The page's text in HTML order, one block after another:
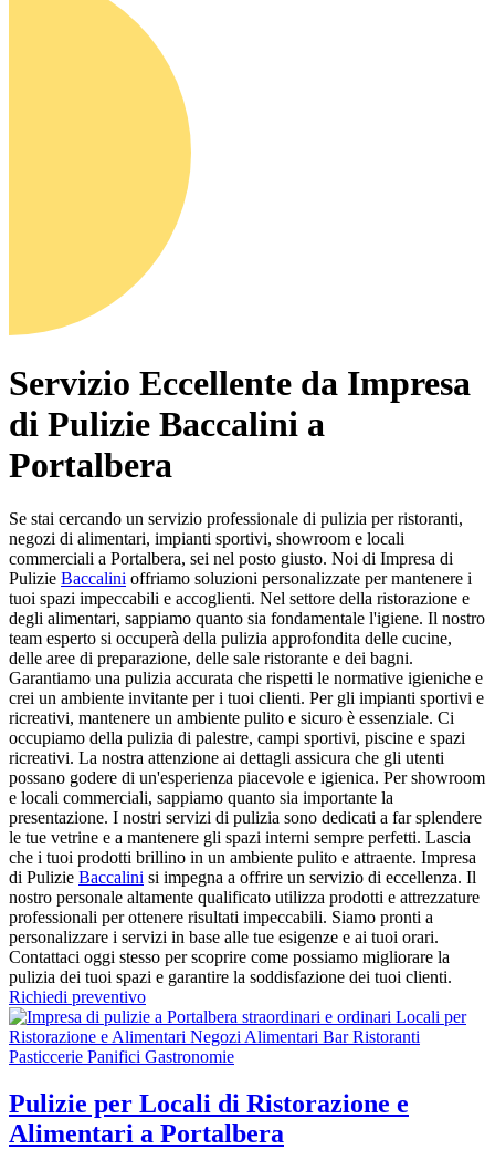
Servizio Eccellente da Impresa
di Pulizie Baccalini a
Portalbera
Se stai cercando un servizio professionale di pulizia per ristoranti,
negozi di alimentari, impianti sportivi, showroom e locali
commerciali a Portalbera, sei nel posto giusto. Noi di Impresa di
Pulizie Baccalini offriamo soluzioni personalizzate per mantenere i
tuoi spazi impeccabili e accoglienti. Nel settore della ristorazione e
degli alimentari, sappiamo quanto sia fondamentale l'igiene. Il nostro
team esperto si occuperà della pulizia approfondita delle cucine,
delle aree di preparazione, delle sale ristorante e dei bagni.
Garantiamo una pulizia accurata che rispetti le normative igieniche e
crei un ambiente invitante per i tuoi clienti. Per gli impianti sportivi e
ricreativi, mantenere un ambiente pulito e sicuro è essenziale. Ci
occupiamo della pulizia di palestre, campi sportivi, piscine e spazi
ricreativi. La nostra attenzione ai dettagli assicura che gli utenti
possano godere di un'esperienza piacevole e igienica. Per showroom
e locali commerciali, sappiamo quanto sia importante la
presentazione. I nostri servizi di pulizia sono dedicati a far splendere
le tue vetrine e a mantenere gli spazi interni sempre perfetti. Lascia
che i tuoi prodotti brillino in un ambiente pulito e attraente. Impresa
di Pulizie Baccalini si impegna a offrire un servizio di eccellenza. Il
nostro personale altamente qualificato utilizza prodotti e attrezzature
professionali per ottenere risultati impeccabili. Siamo pronti a
personalizzare i servizi in base alle tue esigenze e ai tuoi orari.
Contattaci oggi stesso per scoprire come possiamo migliorare la
pulizia dei tuoi spazi e garantire la soddisfazione dei tuoi clienti.
Richiedi preventivo
Pulizie per Locali di Ristorazione e
Alimentari a Portalbera